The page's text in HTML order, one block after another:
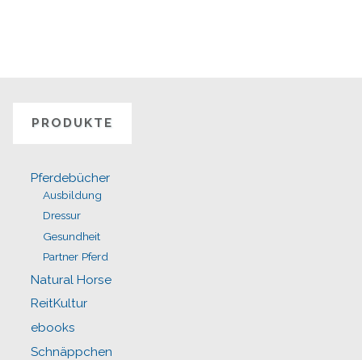
PRODUKTE
Pferdebücher
Ausbildung
Dressur
Gesundheit
Partner Pferd
Natural Horse
ReitKultur
ebooks
Schnäppchen